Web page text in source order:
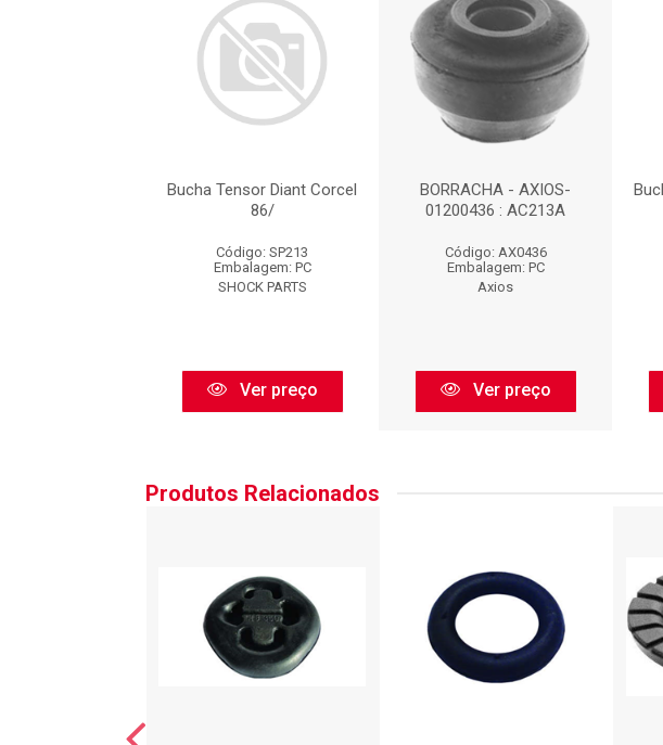
Bucha Tensor Diant Corcel
86/
Código: SP213
Embalagem: PC
SHOCK PARTS
Ver preço
BORRACHA - AXIOS-
01200436 : AC213A
Código: AX0436
Embalagem: PC
Axios
Ver preço
Produtos Relacionados